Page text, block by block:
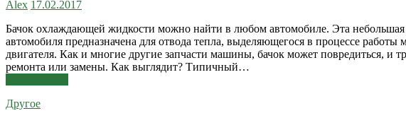
Alex 17.02.2017
Бачок охлаждающей жидкости можно найти в любом автомобиле. Эта небольшая
автомобиля предназначена для отвода тепла, выделяющегося в процессе
двигателя. Как и многие другие запчасти машины, бачок может повредиться, и
ремонта или замены. Как выглядит? Типичный…
Другое